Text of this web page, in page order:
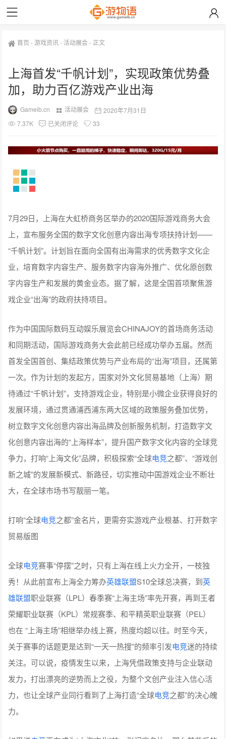
首页 -游戏资讯-活动展会- 正文
上海首发“千帆计划”，实现政策优势叠
加，助力百亿游戏产业出海
Gameib.cn 活动展会
2020年7月31日
7.37K
已关闭评论 33
7月29日，上海在大虹桥商务区举办的2020国际游戏商务大会
上，宣布服务全国的数字文化创意内容出海专项扶持计划——
“千帆计划”。计划旨在面向全国有出海需求的优秀数字文化企
业，培育数字内容生产、服务数字内容海外推广、优化原创数
字内容生产和发展的黄金业态。据了解，这是全国首项聚焦游
戏企业“出海”的政府扶持项目。
作为中国国际数码互动娱乐展览会CHINAJOY的首场商务活动
和同期活动，国际游戏商务大会此前已经成功举办五届。然而
首发全国首创、集结政策优势与产业布局的“出海”项目，还属第
一次。作为计划的发起方，国家对外文化贸易基地（上海）期
待通过“千帆计划”，支持游戏企业，特别是小微企业获得良好的
发展环境，通过贯通浦西浦东两大区域的政策服务叠加优势，
树立数字文化创意内容出海品牌及创新服务机制，打造数字文
化创意内容出海的“上海样本”，提升国产数字文化内容的全球竞
争力，打响“上海文化”品牌，积极探索“全球电竞之都”、“游戏创
新之城”的发展新模式、新路径，切实推动中国游戏企业不断壮
大，在全球市场书写靓丽一笔。
打响“全球电竞之都”金名片，更需夯实游戏产业根基、打开数字
贸易版图
全球电竞赛事“停摆”之时，只有上海在线上火力全开，一枝独
秀！从此前宣布上海全力筹办英雄联盟S10全球总决赛，到英
雄联盟职业联赛（LPL）春季赛“上海主场”率先开赛，再到王者
荣耀职业联赛（KPL）常规赛季、和平精英职业联赛（PEL）
也在 “上海主场”相继举办线上赛，热度均超以往。时至今天，
关于赛事的话题更是达到“一天一热搜”的频率引发电竞迷的持续
关注。可以说，疫情发生以来，上海凭借政策支持与企业联动
发力，打出漂亮的逆势而上之役，为整个文创产业注入信心活
力，也让全球产业同行看到了上海打造“全球电竞之都”的决心魄
力。